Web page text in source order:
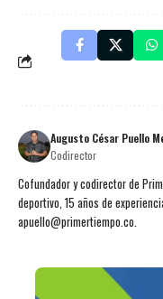
Augusto César Puello
Codirector
Cofundador y codirector de
deportivo, 15 años de
apuello@primertiempo.co.